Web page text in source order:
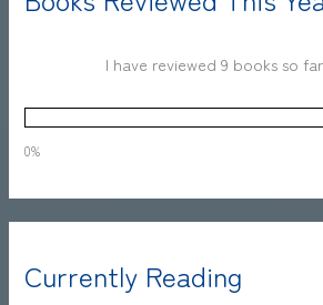
I have reviewed 9 books so
0%
Currently Reading